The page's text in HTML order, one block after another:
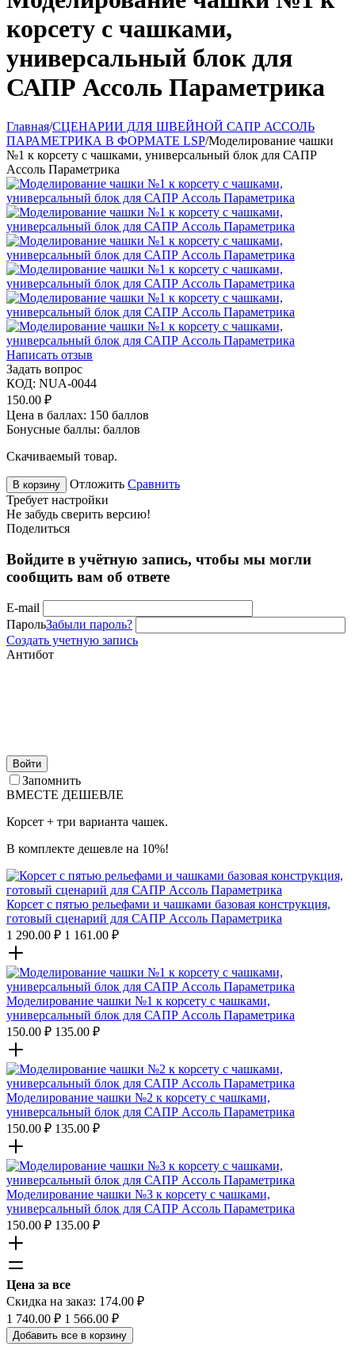
корсету с чашками,
универсальный блок для
САПР Ассоль Параметрика
Главная/СЦЕНАРИИ ДЛЯ ШВЕЙНОЙ САПР АССОЛЬ
ПАРАМЕТРИКА В ФОРМАТЕ LSP/Моделирование чашки
№1 к корсету с чашками, универсальный блок для САПР
Ассоль Параметрика
Написать отзыв
Задать вопрос
КОД: NUA-0044
150.00 ₽
Цена в баллах: 150 баллов
Бонусные баллы: баллов
Скачиваемый товар.
В корзину Отложить Сравнить
Требует настройки
Не забудь сверить версию!
Поделиться
Войдите в учётную запись, чтобы мы могли
сообщить вам об ответе
E-mail
ПарольЗабыли пароль?
Создать учетную запись
Антибот
Войти
Запомнить
ВМЕСТЕ ДЕШЕВЛЕ
Корсет + три варианта чашек.
В комплекте дешевле на 10%!
Корсет с пятью рельефами и чашками базовая конструкция,
готовый сценарий для САПР Ассоль Параметрика
1 290.00 ₽ 1 161.00 ₽
Моделирование чашки №1 к корсету с чашками,
универсальный блок для САПР Ассоль Параметрика
150.00 ₽ 135.00 ₽
Моделирование чашки №2 к корсету с чашками,
универсальный блок для САПР Ассоль Параметрика
150.00 ₽ 135.00 ₽
Моделирование чашки №3 к корсету с чашками,
универсальный блок для САПР Ассоль Параметрика
150.00 ₽ 135.00 ₽
Цена за все
Скидка на заказ: 174.00 ₽
1 740.00 ₽ 1 566.00 ₽
Добавить все в корзину